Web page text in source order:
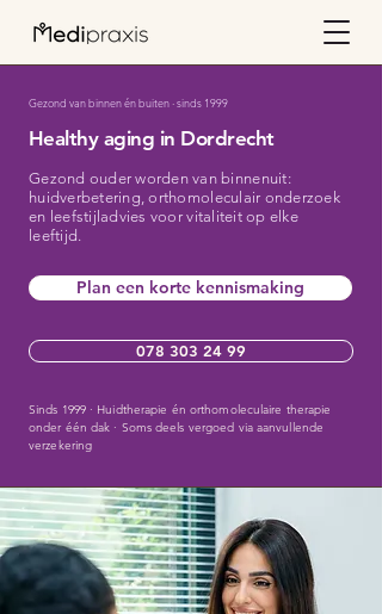
Gezond van binnen én buiten·sinds 1999
Healthy aging in Dordrecht
Gezond ouder worden van binnenuit:
huidverbetering, orthomoleculair onderzoek
en leefstijladvies voor vitaliteit op elke
leeftijd.
Plan een korte kennismaking
078 303 24 99
Sinds 1999 · Huidtherapie én orthomoleculaire therapie
onder één dak · Soms deels vergoed via aanvullende
verzekering